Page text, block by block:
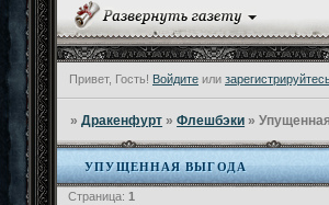
Привет, Гость! Войдите или
»Дракенфурт »Флешбэки »
УПУЩЕННАЯ ВЫГОДА
Страница: 1